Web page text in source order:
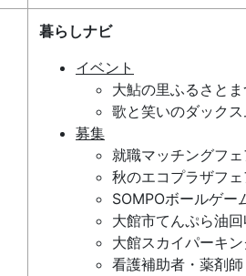
暮らしナビ
イベント
大鮎の里ふるさとま
歌と笑いのダック
募集
就職マッチングフ
秋のエコプラザフ
SOMPOボールゲー
大館市てんぷら油
大館スカイパーキ
看護補助者・薬剤